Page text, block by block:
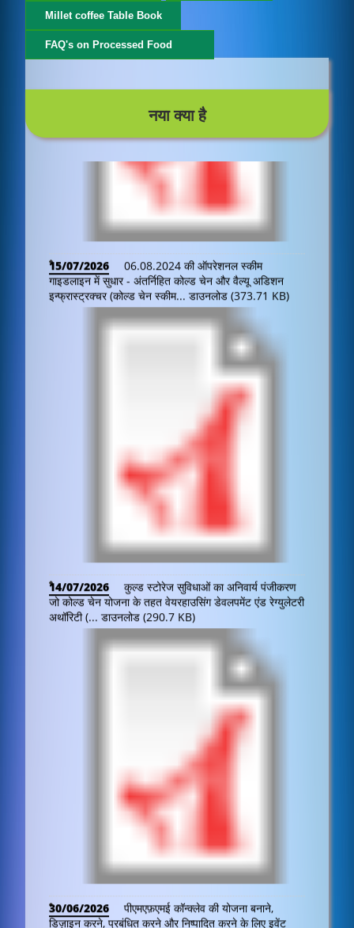
Millet coffee Table Book
FAQ's on Processed Food
नया क्या है
गाइडलाइन में सुधार - अंतर्निहित कोल्ड चेन और वैल्यू अडिशन
डाउनलोड (373.71 KB)
कुल्ड स्टोरेज सुविधाओं का अनिवार्य पंजीकरण
जो कोल्ड चेन योजना के तहत वेयरहाउसिंग डेवलपमेंट एंड रेग्युलेटरी
डाउनलोड (290.7 KB)
पीएमएफ़एमई कॉन्क्लेव की योजना बनाने,
डिज़ाइन करने, प्रबंधित करने और निष्पादित करने के लिए इवेंट
डाउनलोड (1.14 MB)